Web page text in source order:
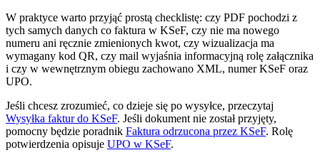
W praktyce warto przyjąć prostą checklistę: czy PDF pochodzi z
tych samych danych co faktura w KSeF, czy nie ma nowego
numeru ani ręcznie zmienionych kwot, czy wizualizacja ma
wymagany kod QR, czy mail wyjaśnia informacyjną rolę załącznika
i czy w wewnętrznym obiegu zachowano XML, numer KSeF oraz
UPO.
Jeśli chcesz zrozumieć, co dzieje się po wysyłce, przeczytaj
Wysyłka faktur do KSeF. Jeśli dokument nie został przyjęty,
pomocny będzie poradnik Faktura odrzucona przez KSeF. Rolę
potwierdzenia opisuje UPO w KSeF.